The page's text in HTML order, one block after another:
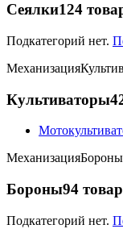
Сеялки124
Подкатегорий нет.
Механизация
Культиваторы
МеханизацияБороны
Бороны94
Подкатегорий нет.